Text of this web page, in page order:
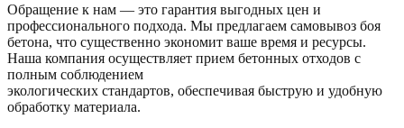
Обращение к нам — это гарантия выгодных цен и
профессионального подхода. Мы предлагаем самовывоз боя
бетона, что существенно экономит ваше время и ресурсы.
Наша компания осуществляет прием бетонных отходов с
полным соблюдением
экологических стандартов, обеспечивая быструю и удобную
обработку материала.